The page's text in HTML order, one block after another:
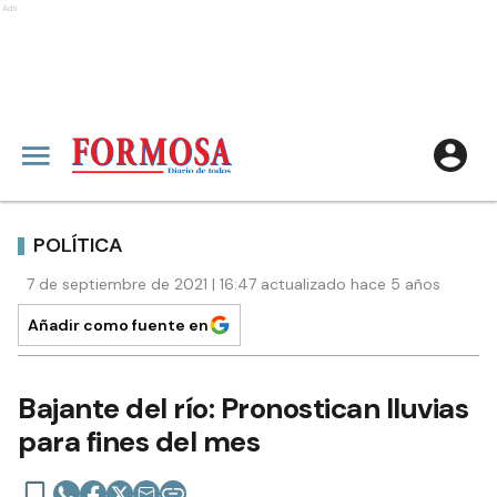
Ads
POLÍTICA
7 de septiembre de 2021 | 16:47 actualizado hace 5 años
Añadir como fuente en
Bajante del río: Pronostican lluvias
para fines del mes